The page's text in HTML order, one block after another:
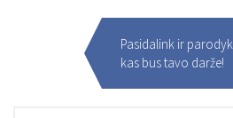
Pasidalink ir parodyk,
kas bus tavo darže!